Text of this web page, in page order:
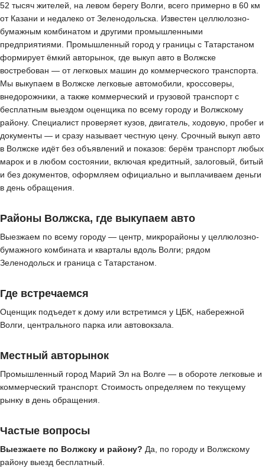
52 тысяч жителей, на левом берегу Волги, всего примерно в 60 км
от Казани и недалеко от Зеленодольска. Известен целлюлозно-
бумажным комбинатом и другими промышленными
предприятиями. Промышленный город у границы с Татарстаном
формирует ёмкий авторынок, где выкуп авто в Волжске
востребован — от легковых машин до коммерческого транспорта.
Мы выкупаем в Волжске легковые автомобили, кроссоверы,
внедорожники, а также коммерческий и грузовой транспорт с
бесплатным выездом оценщика по всему городу и Волжскому
району. Специалист проверяет кузов, двигатель, ходовую, пробег и
документы — и сразу называет честную цену. Срочный выкуп авто
в Волжске идёт без объявлений и показов: берём транспорт любых
марок и в любом состоянии, включая кредитный, залоговый, битый
и без документов, оформляем официально и выплачиваем деньги
в день обращения.
Районы Волжска, где выкупаем авто
Выезжаем по всему городу — центр, микрорайоны у целлюлозно-
бумажного комбината и кварталы вдоль Волги; рядом
Зеленодольск и граница с Татарстаном.
Где встречаемся
Оценщик подъедет к дому или встретимся у ЦБК, набережной
Волги, центрального парка или автовокзала.
Местный авторынок
Промышленный город Марий Эл на Волге — в обороте легковые и
коммерческий транспорт. Стоимость определяем по текущему
рынку в день обращения.
Частые вопросы
Выезжаете по Волжску и району? Да, по городу и Волжскому
району выезд бесплатный.